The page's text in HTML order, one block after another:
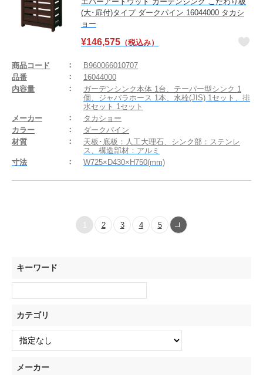
(大･扉付)タイプ ダークパイン 16044000 タカシ
ョー
¥146,575 （税込み）
商品コード
B960066010707
品番
16044000
内容量
ガーデンシンク本体 1台、テーパー型シンク 1
個、ジャバラホース 1本、水栓(JIS) 1セット、排
水セット 1セット
メーカー
タカショー
カラー
ダークパイン
材質
天板･底板：人工大理石、シンク部：ステンレ
ス、構造部材：アルミ
寸法
W725×D430×H750(mm)
1 2 3 4 5
キーワード
カテゴリ
メーカー